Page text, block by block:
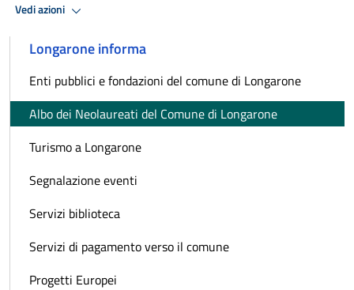
Vedi azioni
Longarone informa
Enti pubblici e fondazioni del comune di Longarone
Albo dei Neolaureati del Comune di Longarone
Turismo a Longarone
Segnalazione eventi
Servizi biblioteca
Servizi di pagamento verso il comune
Progetti Europei